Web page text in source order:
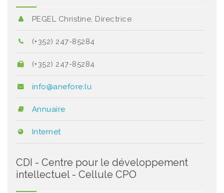
PEGEL Christine, Directrice
(+352) 247-85284
(+352) 247-85284
info@anefore.lu
Annuaire
Internet
CDI - Centre pour le développement
intellectuel - Cellule CPO